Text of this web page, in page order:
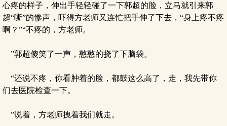
心疼的样子，伸出手轻轻碰了一下郭超的脸，立马就引来郭
超“嘶”的惨声，吓得方老师又连忙把手伸了下去，“身上疼不疼
啊？”“不疼的，方老师。
”郭超傻笑了一声，憨憨的挠了下脑袋。
“还说不疼，你看肿着的脸，都鼓这么高了，走，我先带你
们去医院检查一下。
”说着，方老师拽着我们就走。